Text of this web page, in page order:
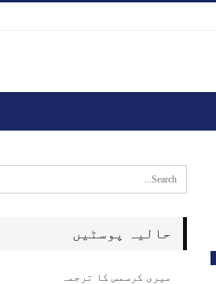
حالیہ پوسٹیں
میری کرسمس کا ترجمہ